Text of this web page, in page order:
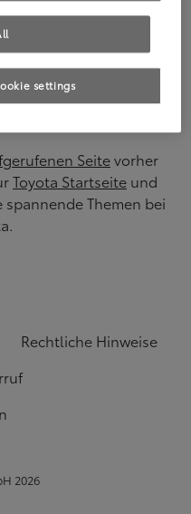
leider nicht gefunden
Seitevorher
Toyota Startseite und
Themen bei
Rechtliche Hinweise
2026
settings